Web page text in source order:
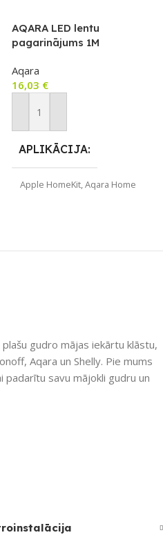
AQARA LED lentu
pagarinājums 1M
Aqara
16,03 €
Pievienot Grozam
APLIKĀCIJA
Apple HomeKit,Aqara Home
Nē
UZREIZ PIEEJAMAIS
gudro mājas iekārtu klāstu,
Aqara un Shelly. Pie mums
savu mājokli gudru un